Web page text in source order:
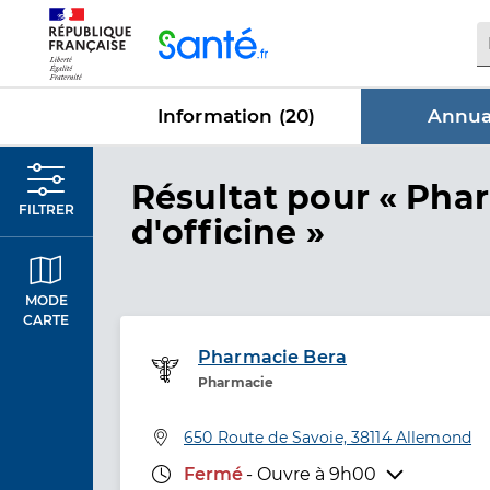
Information (20)
FILTRER
MODE
CARTE
Résultat dans
pour «
d'officine »
Pharmacie Bera
Pharmacie
Service de santé
Adresse
650 Route de Savoie, 38114 Allemond
Horaires d'ouverture
Fermé - Ouvre à 9h00
Panneau de gestion des cookies